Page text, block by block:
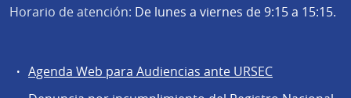
Horario de atención: De lunes a viernes de 9:15 a 15:15.
Servicios
Agenda Web para Audiencias ante URSEC